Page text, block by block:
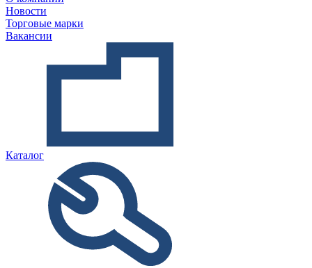
Новости
Торговые марки
Вакансии
Каталог